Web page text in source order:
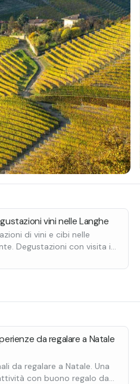
vini nelle Langhe
di vini e cibi nelle
Degustazioni con visita in
da regalare a Natale
da regalare a Natale. Una
con buono regalo da